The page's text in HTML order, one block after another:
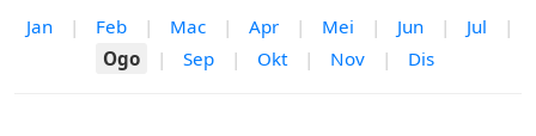
Jan | Feb | Mac | Apr | Mei | Jun | Jul
|
Ogo
| Sep | Okt | Nov | Dis